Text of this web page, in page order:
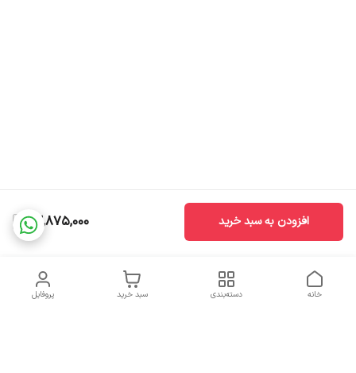
22,875,000 افزودن به سبد خرید
پروفایل سبد خرید دسته‌بندی خانه